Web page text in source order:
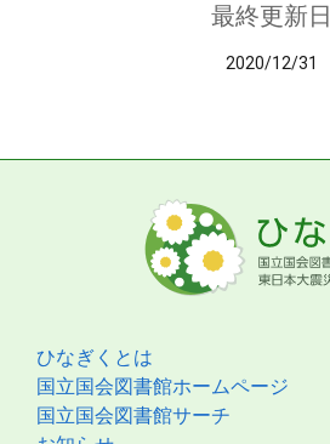
最終更新日
2020/12/31
ひなぎくとは
国立国会図書館ホームページ
国立国会図書館サーチ